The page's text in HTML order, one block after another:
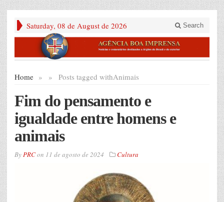
Saturday, 08 de August de 2026 Search
Home » Posts tagged with
» Animais
Fim do pensamento e
igualdade entre homens e
animais
ByPRCon 11 de agosto de 2024 Cultura